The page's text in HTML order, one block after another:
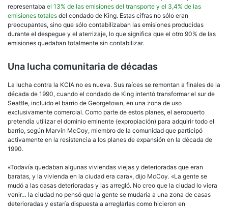
representaba el 13% de las emisiones del transporte y el 3,4% de las
emisiones totales del condado de King. Estas cifras no sólo eran
preocupantes, sino que sólo contabilizaban las emisiones producidas
durante el despegue y el aterrizaje, lo que significa que el otro 90% de las
emisiones quedaban totalmente sin contabilizar.
Una lucha comunitaria de décadas
La lucha contra la KCIA no es nueva. Sus raíces se remontan a finales de la
década de 1990, cuando el condado de King intentó transformar el sur de
Seattle, incluido el barrio de Georgetown, en una zona de uso
exclusivamente comercial. Como parte de estos planes, el aeropuerto
pretendía utilizar el dominio eminente (expropiación) para adquirir todo el
barrio, según Marvin McCoy, miembro de la comunidad que participó
activamente en la resistencia a los planes de expansión en la década de
1990.
«Todavía quedaban algunas viviendas viejas y deterioradas que eran
baratas, y la vivienda en la ciudad era cara», dijo McCoy. «La gente se
mudó a las casas deterioradas y las arregló. No creo que la ciudad lo viera
venir… la ciudad no pensó que la gente se mudaría a una zona de casas
deterioradas y estaría dispuesta a arreglarlas como hicieron en